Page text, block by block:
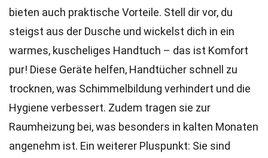
bieten auch praktische Vorteile. Stell dir vor, du
steigst aus der Dusche und wickelst dich in ein
warmes, kuscheliges Handtuch – das ist Komfort
pur! Diese Geräte helfen, Handtücher schnell zu
trocknen, was Schimmelbildung verhindert und die
Hygiene verbessert. Zudem tragen sie zur
Raumheizung bei, was besonders in kalten Monaten
angenehm ist. Ein weiterer Pluspunkt: Sie sind